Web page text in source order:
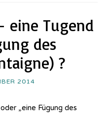
eine Tugend
des
?
2014
„eine Fügung des